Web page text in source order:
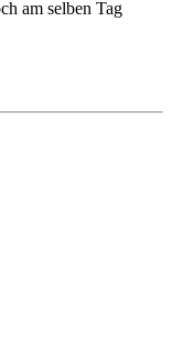
am selben Tag